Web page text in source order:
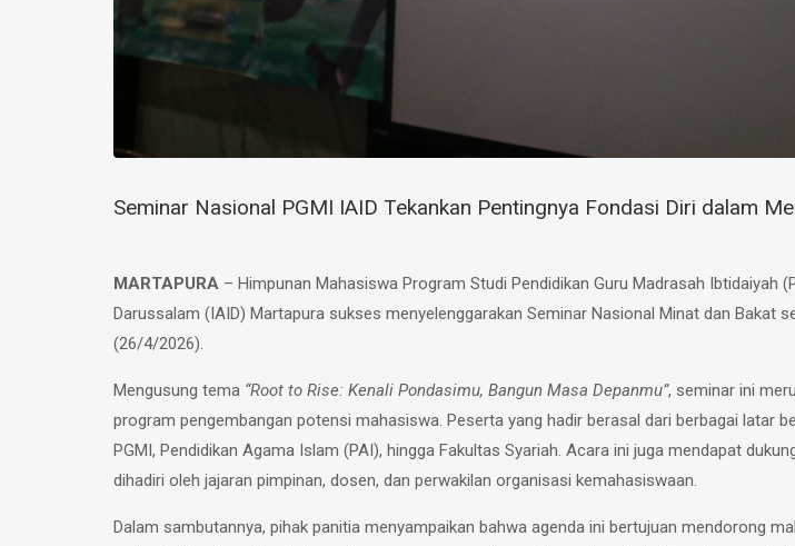
Seminar Nasional PGMI IAID Tekankan Pentingnya Fondasi Diri dalam
MARTAPURA – Himpunan Mahasiswa Program Studi Pendidikan Guru Madrasah Ibtidaiyah
Darussalam (IAID) Martapura sukses menyelenggarakan Seminar Nasional Minat dan Bakat
(26/4/2026).
Mengusung tema “Root to Rise: Kenali Pondasimu, Bangun Masa Depanmu”, seminar ini
program pengembangan potensi mahasiswa. Peserta yang hadir berasal dari berbagai latar
PGMI, Pendidikan Agama Islam (PAI), hingga Fakultas Syariah. Acara ini juga mendapat
dihadiri oleh jajaran pimpinan, dosen, dan perwakilan organisasi kemahasiswaan.
Dalam sambutannya, pihak panitia menyampaikan bahwa agenda ini bertujuan mendorong